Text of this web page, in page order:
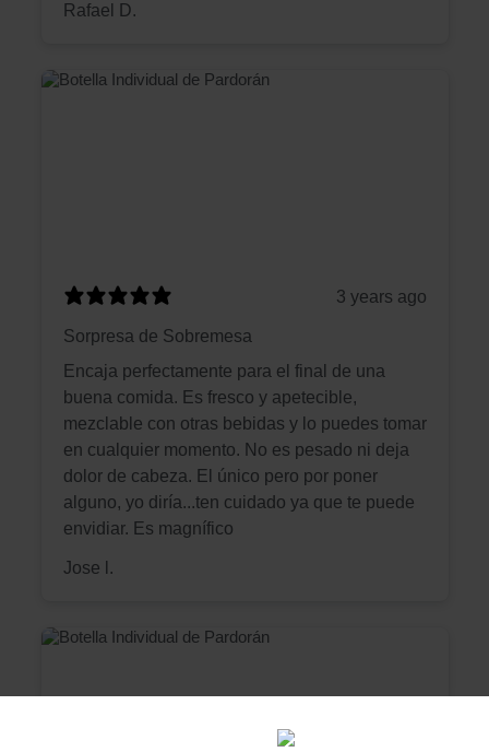
Rafael D.
3 years ago
Sorpresa de Sobremesa
Encaja perfectamente para el final de una
buena comida. Es fresco y apetecible,
mezclable con otras bebidas y lo puedes tomar
en cualquier momento. No es pesado ni deja
dolor de cabeza. El único pero por poner
alguno, yo diría...ten cuidado ya que te puede
envidiar. Es magnífico
Jose l.